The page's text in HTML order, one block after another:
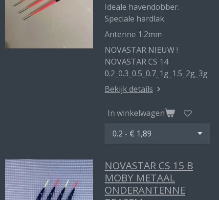
Ideale havendobber.
Speciale hardlak.
Antenne 1.2mm
NOVASTAR NIEUW !
NOVASTAR CS 14
0.2_0.3_0.5_0.7_1g_1.5_2g_3g
Bekijk details
In winkelwagen
NOVASTAR CS 15 B
MOBY METAAL
ONDERANTENNE